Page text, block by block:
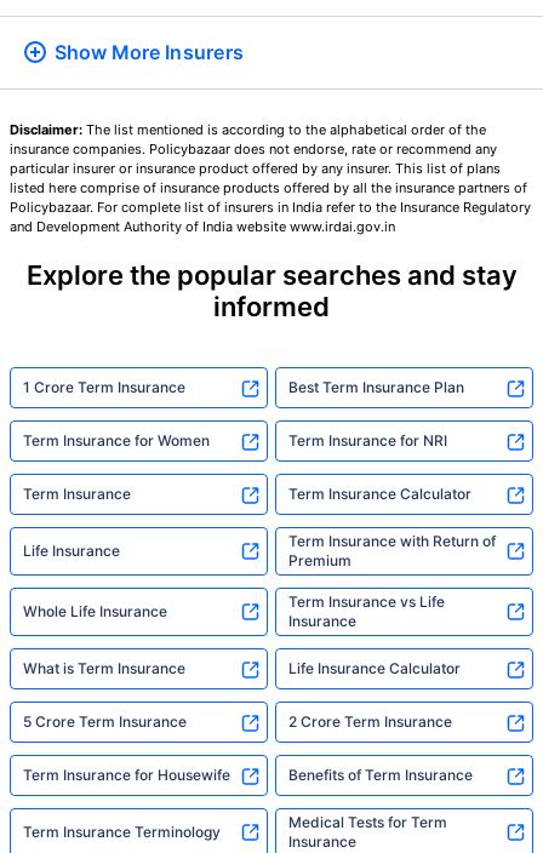
Show More Insurers
Disclaimer: The list mentioned is according to the alphabetical order of the
insurance companies. Policybazaar does not endorse, rate or recommend any
particular insurer or insurance product offered by any insurer. This list of plans
listed here comprise of insurance products offered by all the insurance partners of
Policybazaar. For complete list of insurers in India refer to the Insurance Regulatory
and Development Authority of India website www.irdai.gov.in
Explore the popular searches and stay
informed
1 Crore Term Insurance Best Term Insurance Plan
Term Insurance for Women Term Insurance for NRI
Term Insurance Term Insurance Calculator
Life Insurance
Term Insurance with Return of
Premium
Whole Life Insurance
Term Insurance vs Life
Insurance
What is Term Insurance Life Insurance Calculator
5 Crore Term Insurance 2 Crore Term Insurance
Term Insurance for Housewife Benefits of Term Insurance
Term Insurance Terminology
Medical Tests for Term
Insurance
సరైన ప్లాన్‌ను ఎంచుకోండి
వ్యాధులు లేని వ్యక్తికి, 36 సంవత్సరాల వయసు వరకు కవరేజ్. *₹630/నెల 1 కోటి టర్మ్
లైఫ్ ఇన్సూరెన్స్‌కు ప్రారంభ ధర — పొగాకు తాగని, ముందే ఉన్న వ్యాధులు లేని వ్యక్తికి, 46
సంవత్సరాల వయసు వరకు కవరేజ్. . *₹1,376/నెల 1 కోటి టర్మ్ లైఫ్ ఇన్సూరెన్స్‌కు ప్రారంభ
ధర — పొగాకు తాగని, ముందే ఉన్న వ్యాధులు లేని వ్యక్తికి, 56 సంవత్సరాల వయసు వరకు
కవరేజ్.